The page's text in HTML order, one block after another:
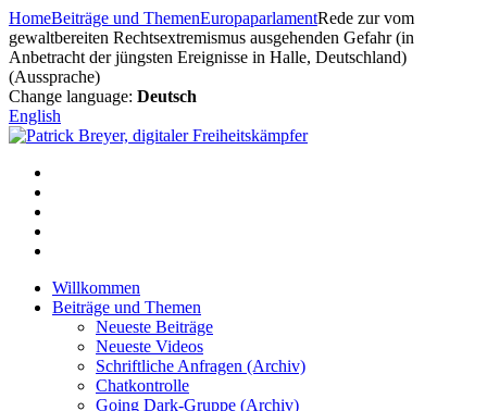
Zum
Inhalt
springen
HomeBeiträge und ThemenEuropaparlamentRede zur vom
gewaltbereiten Rechtsextremismus ausgehenden Gefahr (in
Anbetracht der jüngsten Ereignisse in Halle, Deutschland)
(Aussprache)
Change language: Deutsch
English
Willkommen
Beiträge und Themen
Neueste Beiträge
Neueste Videos
Schriftliche Anfragen (Archiv)
Chatkontrolle
Going Dark-Gruppe (Archiv)